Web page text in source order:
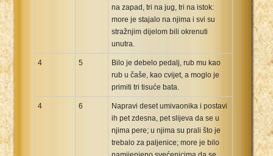
na zapad, tri na jug, tri na istok:
more je stajalo na njima i svi su
stražnjim dijelom bili okrenuti
unutra.
4 5
Bilo je debelo pedalj, rub mu kao
rub u čaše, kao cvijet, a moglo je
primiti tri tisuće bata.
4 6
Napravi deset umivaonika i postavi
ih pet zdesna, pet slijeva da se u
njima pere; u njima su prali što je
trebalo za paljenice; more je bilo